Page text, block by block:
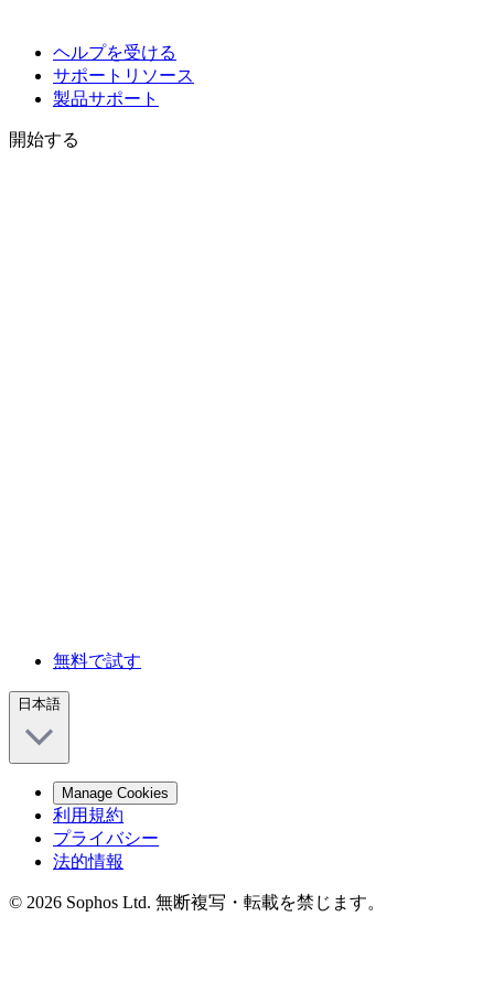
ヘルプを受ける
サポートリソース
製品サポート
開始する
無料で試す
日本語
Manage Cookies
利用規約
プライバシー
法的情報
© 2026 Sophos Ltd. 無断複写・転載を禁じます。